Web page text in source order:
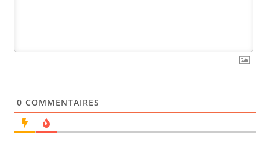
0 COMMENTAIRES